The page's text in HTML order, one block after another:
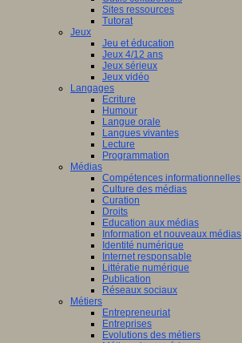
Sites ressources
Tutorat
Jeux
Jeu et éducation
Jeux 4/12 ans
Jeux sérieux
Jeux vidéo
Langages
Ecriture
Humour
Langue orale
Langues vivantes
Lecture
Programmation
Médias
Compétences informationnelles
Culture des médias
Curation
Droits
Education aux médias
Information et nouveaux médias
Identité numérique
Internet responsable
Littératie numérique
Publication
Réseaux sociaux
Métiers
Entrepreneuriat
Entreprises
Evolutions des métiers